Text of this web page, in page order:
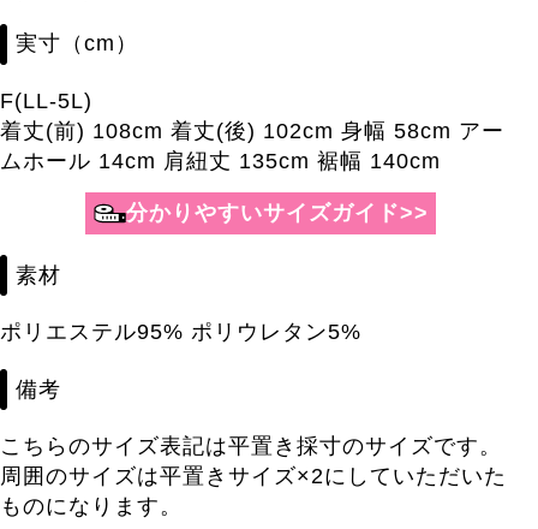
実寸（cm）
F(LL-5L)
着丈(前) 108cm 着丈(後) 102cm 身幅 58cm アー
ムホール 14cm 肩紐丈 135cm 裾幅 140cm
分かりやすいサイズガイド>>
素材
ポリエステル95% ポリウレタン5%
備考
こちらのサイズ表記は平置き採寸のサイズです。
周囲のサイズは平置きサイズ×2にしていただいた
ものになります。